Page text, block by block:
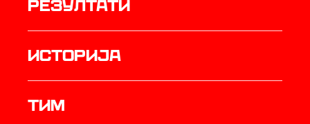
резултати
историја
ТИМ